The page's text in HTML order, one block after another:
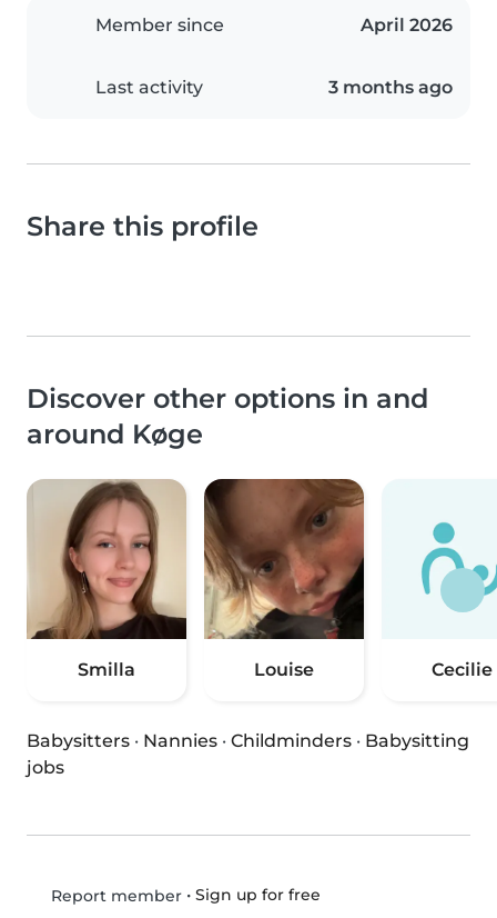
Member since April 2026
Last activity 3 months ago
Share this profile
Discover other options in and
around Køge
Smilla Louise Cecilie
Babysitters · Nannies · Childminders · Babysitting
jobs
Report member• Sign up for free